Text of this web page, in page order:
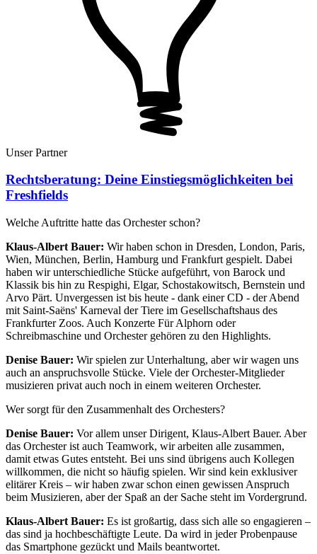
Unser Partner
Rechtsberatung: Deine Einstiegsmöglichkeiten bei
Freshfields
Welche Auftritte hatte das Orchester schon?
Klaus-Albert Bauer: Wir haben schon in Dresden, London, Paris,
Wien, München, Berlin, Hamburg und Frankfurt gespielt. Dabei
haben wir unterschiedliche Stücke aufgeführt, von Barock und
Klassik bis hin zu Respighi, Elgar, Schostakowitsch, Bernstein und
Arvo Pärt. Unvergessen ist bis heute - dank einer CD - der Abend
mit Saint-Saëns' Karneval der Tiere im Gesellschaftshaus des
Frankfurter Zoos. Auch Konzerte Für Alphorn oder
Schreibmaschine und Orchester gehören zu den Highlights.
Denise Bauer: Wir spielen zur Unterhaltung, aber wir wagen uns
auch an anspruchsvolle Stücke. Viele der Orchester-Mitglieder
musizieren privat auch noch in einem weiteren Orchester.
Wer sorgt für den Zusammenhalt des Orchesters?
Denise Bauer: Vor allem unser Dirigent, Klaus-Albert Bauer. Aber
das Orchester ist auch Teamwork, wir arbeiten alle zusammen,
damit etwas Gutes entsteht. Bei uns sind übrigens auch Kollegen
willkommen, die nicht so häufig spielen. Wir sind kein exklusiver
elitärer Kreis – wir haben zwar schon einen gewissen Anspruch
beim Musizieren, aber der Spaß an der Sache steht im Vordergrund.
Klaus-Albert Bauer: Es ist großartig, dass sich alle so engagieren –
das sind ja hochbeschäftigte Leute. Da wird in jeder Probenpause
das Smartphone gezückt und Mails beantwortet.